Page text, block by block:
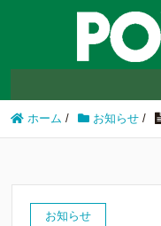
ホーム / お知らせ /
お知らせ